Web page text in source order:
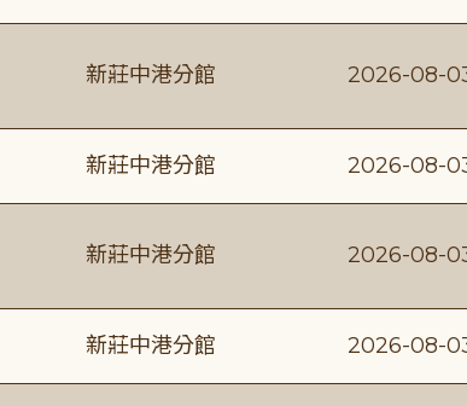
新莊中港分館 2026-08-
新莊中港分館 2026-08-
新莊中港分館 2026-08-
新莊中港分館 2026-08-